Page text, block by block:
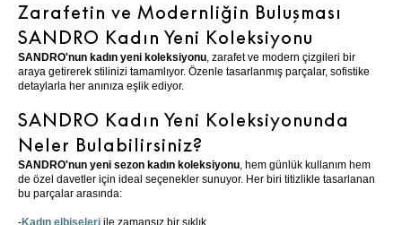
Zarafetin ve Modernliğin Buluşması
SANDRO Kadın Yeni Koleksiyonu
SANDRO'nun kadın yeni koleksiyonu, zarafet ve modern çizgileri bir
araya getirerek stilinizi tamamlıyor. Özenle tasarlanmış parçalar, sofistike
detaylarla her anınıza eşlik ediyor.
SANDRO Kadın Yeni Koleksiyonunda
Neler Bulabilirsiniz?
SANDRO'nun yeni sezon kadın koleksiyonu, hem günlük kullanım hem
de özel davetler için ideal seçenekler sunuyor. Her biri titizlikle tasarlanan
bu parçalar arasında:
-Kadın elbiseleri ile zamansız bir şıklık